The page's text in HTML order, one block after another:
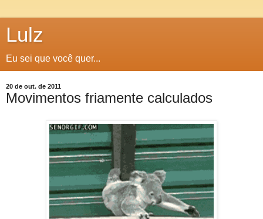
Lulz
Eu sei que você quer...
20 de out. de 2011
Movimentos friamente calculados